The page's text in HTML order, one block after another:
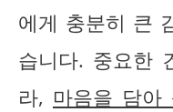
에게 충분히 큰
습니다. 중요한
라, 마음을 담아